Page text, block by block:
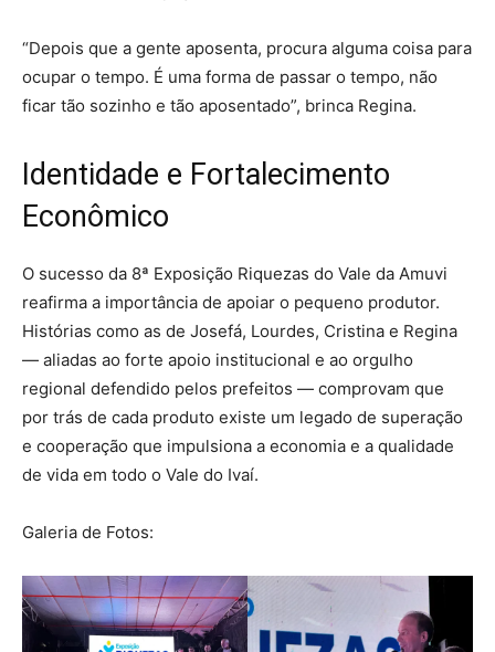
“Depois que a gente aposenta, procura alguma coisa para
ocupar o tempo. É uma forma de passar o tempo, não
ficar tão sozinho e tão aposentado”, brinca Regina.
Identidade e Fortalecimento
Econômico
O sucesso da 8ª Exposição Riquezas do Vale da Amuvi
reafirma a importância de apoiar o pequeno produtor.
Histórias como as de Josefá, Lourdes, Cristina e Regina
— aliadas ao forte apoio institucional e ao orgulho
regional defendido pelos prefeitos — comprovam que
por trás de cada produto existe um legado de superação
e cooperação que impulsiona a economia e a qualidade
de vida em todo o Vale do Ivaí.
Galeria de Fotos: